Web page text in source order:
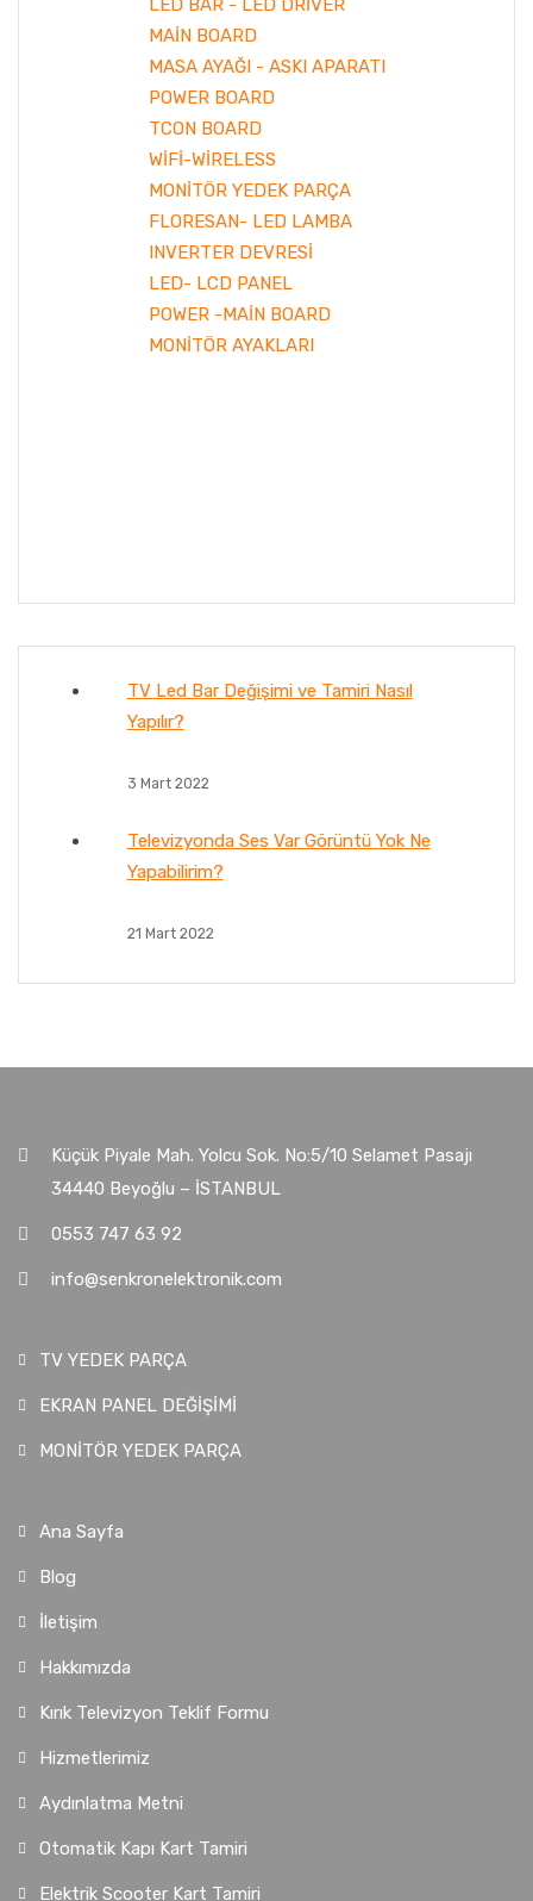
LED BAR - LED DRİVER
MAİN BOARD
MASA AYAĞI - ASKI APARATI
POWER BOARD
TCON BOARD
WİFİ-WİRELESS
MONİTÖR YEDEK PARÇA
FLORESAN- LED LAMBA
INVERTER DEVRESİ
LED- LCD PANEL
POWER -MAİN BOARD
MONİTÖR AYAKLARI
TV Led Bar Değişimi ve Tamiri Nasıl
Yapılır?
3 Mart 2022
Televizyonda Ses Var Görüntü Yok Ne
Yapabilirim?
21 Mart 2022
Küçük Piyale Mah. Yolcu Sok. No:5/10 Selamet Pasajı
34440 Beyoğlu – İSTANBUL
0553 747 63 92
info@senkronelektronik.com
TV YEDEK PARÇA
EKRAN PANEL DEĞİŞİMİ
MONİTÖR YEDEK PARÇA
Ana Sayfa
Blog
İletişim
Hakkımızda
Kırık Televizyon Teklif Formu
Hizmetlerimiz
Aydınlatma Metni
Otomatik Kapı Kart Tamiri
Elektrik Scooter Kart Tamiri